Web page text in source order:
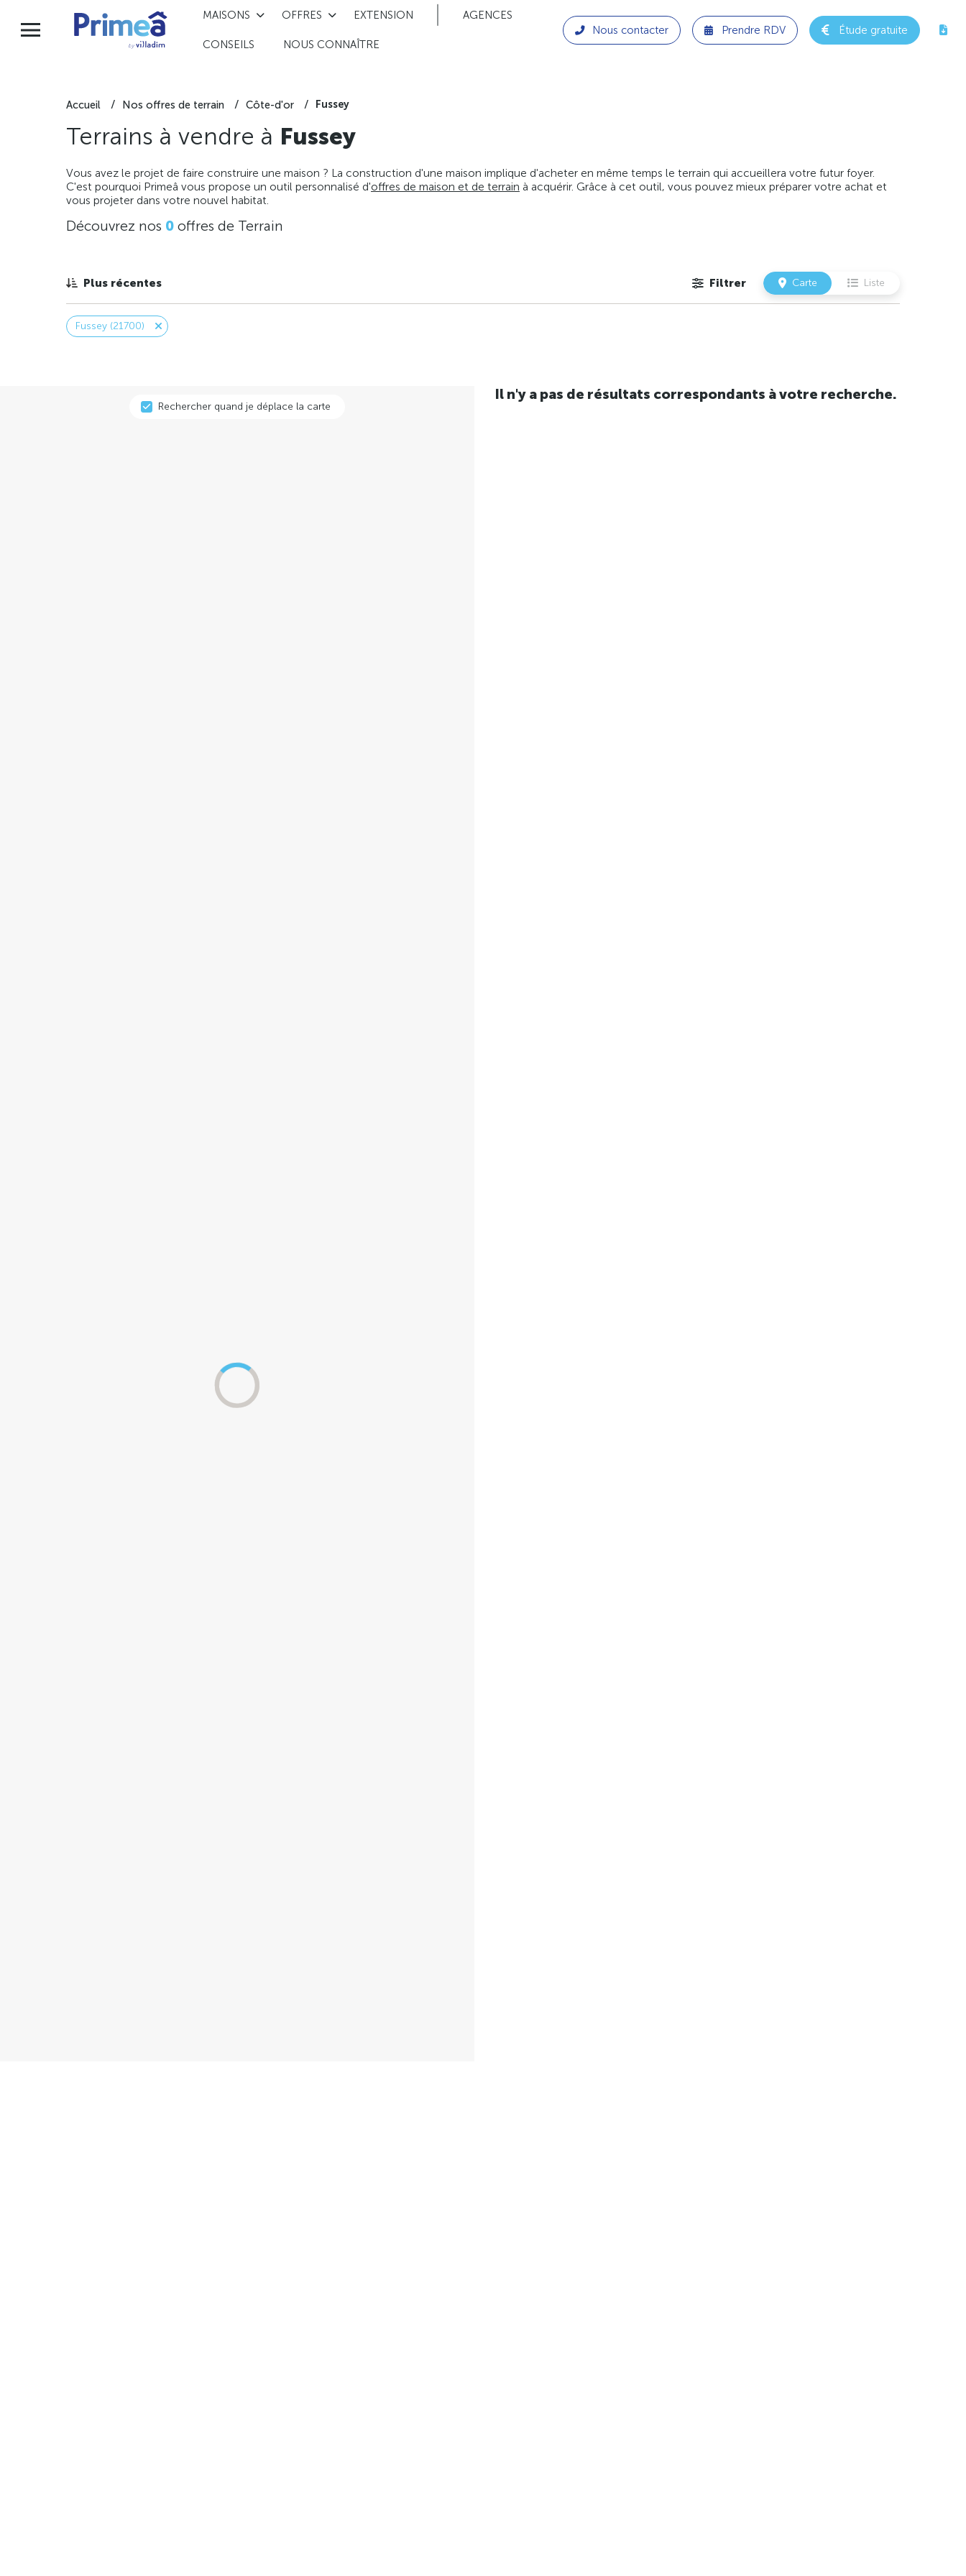
MAISONS OFFRES EXTENSION AGENCES
CONSEILS NOUS CONNAÎTRE
Nous contacter Prendre RDV Étude gratuite
Accueil Nos offres de terrain Côte-d'or Fussey
Terrains à vendre à Fussey
Vous avez le projet de faire construire une maison ? La construction d'une maison implique d'acheter en même temps le terrain qui accueillera votre futur foyer.
C'est pourquoi Primeâ vous propose un outil personnalisé d'offres de maison et de terrain à acquérir. Grâce à cet outil, vous pouvez mieux préparer votre achat et
vous projeter dans votre nouvel habitat.
Découvrez nos 0 offres de Terrain
Plus récentes Filtrer Carte Liste
Fussey (21700)
Rechercher quand je déplace la carte
Il n'y a pas de résultats correspondants à votre recherche.